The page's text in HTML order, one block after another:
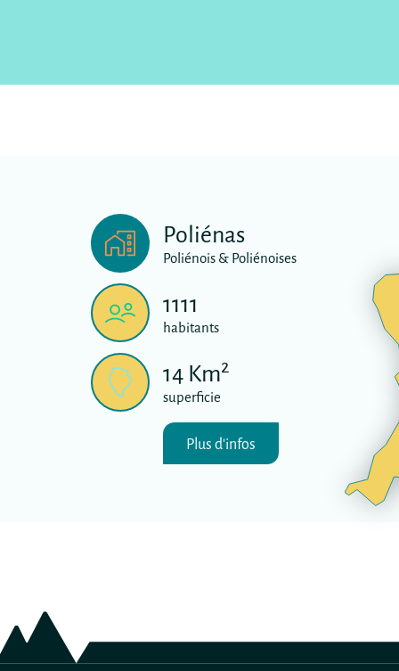
Poliénas
Poliénois & Poliénoises
1111
habitants
14Km2
superficie
Plus d'infos